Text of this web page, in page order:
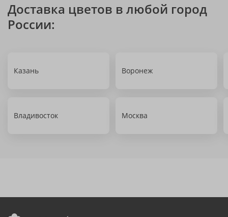
Доставка цветов в любой город
России:
Казань Воронеж
Владивосток Москва